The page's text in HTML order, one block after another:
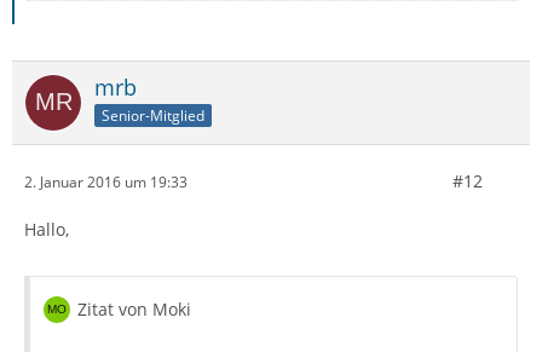
mrb
Senior-Mitglied
2. Januar 2016 um 19:33 #12
Hallo,
Zitat von Moki